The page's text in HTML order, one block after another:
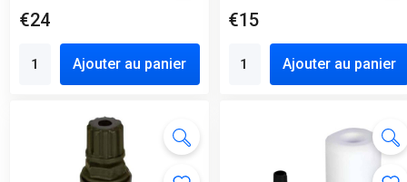
€24
Ajouter au panier
€15
Ajouter au panier